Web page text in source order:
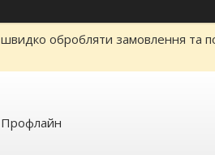
обробляти замовлення та
Профлайн